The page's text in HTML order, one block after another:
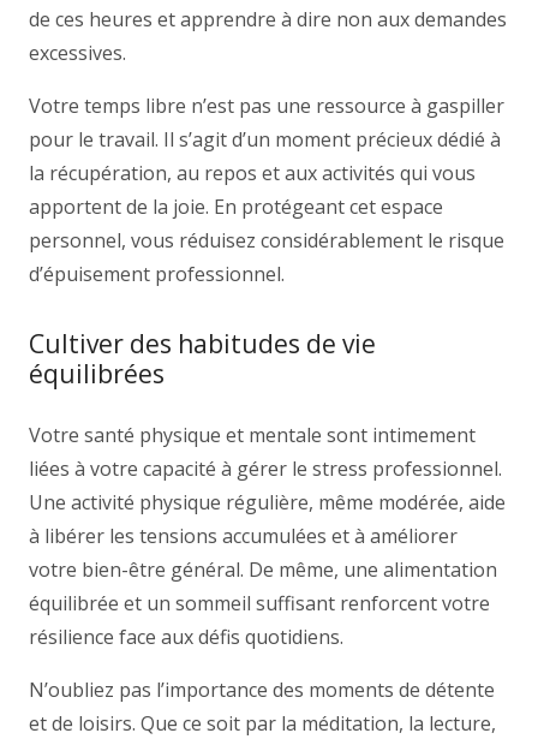
de ces heures et apprendre à dire non aux demandes
excessives.
Votre temps libre n’est pas une ressource à gaspiller
pour le travail. Il s’agit d’un moment précieux dédié à
la récupération, au repos et aux activités qui vous
apportent de la joie. En protégeant cet espace
personnel, vous réduisez considérablement le risque
d’épuisement professionnel.
Cultiver des habitudes de vie
équilibrées
Votre santé physique et mentale sont intimement
liées à votre capacité à gérer le stress professionnel.
Une activité physique régulière, même modérée, aide
à libérer les tensions accumulées et à améliorer
votre bien-être général. De même, une alimentation
équilibrée et un sommeil suffisant renforcent votre
résilience face aux défis quotidiens.
N’oubliez pas l’importance des moments de détente
et de loisirs. Que ce soit par la méditation, la lecture,